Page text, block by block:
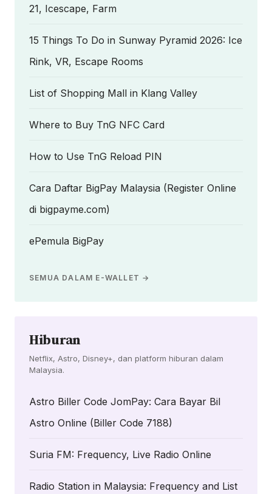
21, Icescape, Farm
15 Things To Do in Sunway Pyramid 2026: Ice
Rink, VR, Escape Rooms
List of Shopping Mall in Klang Valley
Where to Buy TnG NFC Card
How to Use TnG Reload PIN
Cara Daftar BigPay Malaysia (Register Online
di bigpayme.com)
ePemula BigPay
SEMUA DALAM E-WALLET →
Hiburan
Netflix, Astro, Disney+, dan platform hiburan dalam
Malaysia.
Astro Biller Code JomPay: Cara Bayar Bil
Astro Online (Biller Code 7188)
Suria FM: Frequency, Live Radio Online
Radio Station in Malaysia: Frequency and List